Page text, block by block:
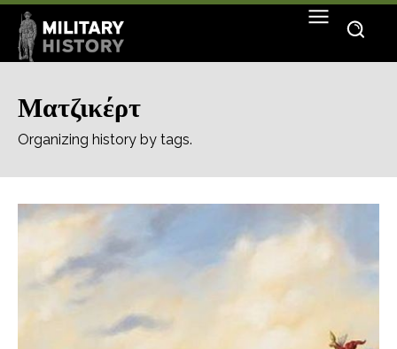
Ματζικέρτ
Organizing history by tags.